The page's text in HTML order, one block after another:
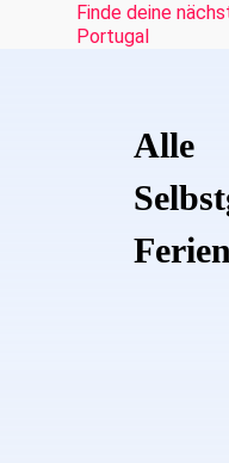
Finde deine
Portugal
Alle
Ferien